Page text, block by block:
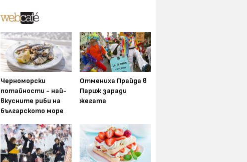
Черноморски
потайности - най-
вкусните риби на
българското море
Отмениха Прайда в
Париж заради
жегата